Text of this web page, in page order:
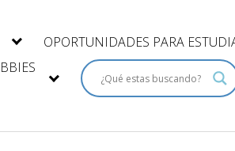
OPORTUNIDADES PARA